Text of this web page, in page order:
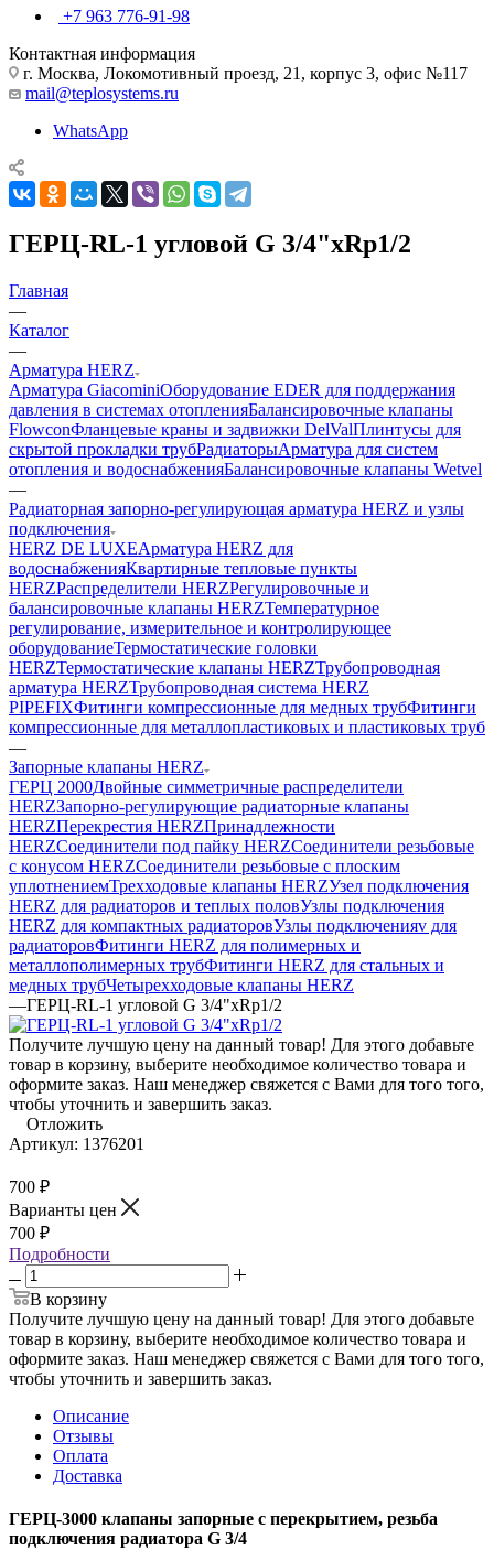
+7 963 776-91-98
Контактная информация
г. Москва, Локомотивный проезд, 21, корпус 3, офис №117
mail@teplosystems.ru
WhatsApp
ГЕРЦ-RL-1 угловой G 3/4"хRp1/2
Главная
—
Каталог
—
Арматура HERZ
Арматура GiacominiОборудование EDER для поддержания
давления в системах отопленияБалансировочные клапаны
FlowconФланцевые краны и задвижки DelValПлинтусы для
скрытой прокладки трубРадиаторыАрматура для систем
отопления и водоснабженияБалансировочные клапаны Wetvel
—
Радиаторная запорно-регулирующая арматура HERZ и узлы
подключения
HERZ DE LUXEАрматура HERZ для
водоснабженияКвартирные тепловые пункты
HERZРаспределители HERZРегулировочные и
балансировочные клапаны HERZТемпературное
регулирование, измерительное и контролирующее
оборудованиеТермостатические головки
HERZТермостатические клапаны HERZТрубопроводная
арматура HERZТрубопроводная система HERZ
PIPEFIXФитинги компрессионные для медных трубФитинги
компрессионные для металлопластиковых и пластиковых труб
—
Запорные клапаны HERZ
ГЕРЦ 2000Двойные симметричные распределители
HERZЗапорно-регулирующие радиаторные клапаны
HERZПерекрестия HERZПринадлежности
HERZСоединители под пайку HERZСоединители резьбовые
с конусом HERZСоединители резьбовые с плоским
уплотнениемТрехходовые клапаны HERZУзел подключения
HERZ для радиаторов и теплых половУзлы подключения
HERZ для компактных радиаторовУзлы подключенияv для
радиаторовФитинги HERZ для полимерных и
металлополимерных трубФитинги HERZ для стальных и
медных трубЧетырехходовые клапаны HERZ
—ГЕРЦ-RL-1 угловой G 3/4"хRp1/2
Получите лучшую цену на данный товар! Для этого добавьте
товар в корзину, выберите необходимое количество товара и
оформите заказ. Наш менеджер свяжется с Вами для того того,
чтобы уточнить и завершить заказ.
Отложить
Артикул: 1376201
700 ₽
Варианты цен
700 ₽
Подробности
В корзину
Получите лучшую цену на данный товар! Для этого добавьте
товар в корзину, выберите необходимое количество товара и
оформите заказ. Наш менеджер свяжется с Вами для того того,
чтобы уточнить и завершить заказ.
Описание
Отзывы
Оплата
Доставка
ГЕРЦ-3000 клапаны запорные с перекрытием, резьба
подключения радиатора G 3/4